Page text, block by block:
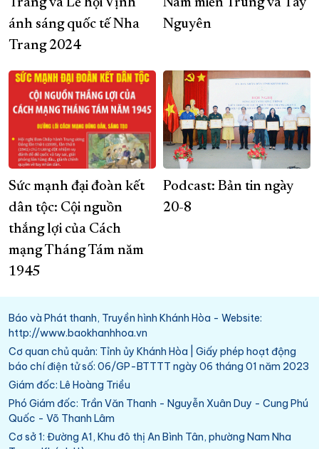
Trang và Lễ hội Vịnh
ánh sáng quốc tế Nha
Trang 2024
Nam miền Trung và Tây
Nguyên
Sức mạnh đại đoàn kết
dân tộc: Cội nguồn
thắng lợi của Cách
mạng Tháng Tám năm
1945
Podcast: Bản tin ngày
20-8
Báo và Phát thanh, Truyền hình Khánh Hòa - Website:
http://www.baokhanhhoa.vn
Cơ quan chủ quản: Tỉnh ủy Khánh Hòa | Giấy phép hoạt động
báo chí điện tử số: 06/GP-BTTTT ngày 06 tháng 01 năm 2023
Giám đốc: Lê Hoàng Triều
Phó Giám đốc: Trần Văn Thanh - Nguyễn Xuân Duy - Cung Phú
Quốc - Võ Thanh Lâm
Cơ sở 1: Đường A1, Khu đô thị An Bình Tân, phường Nam Nha